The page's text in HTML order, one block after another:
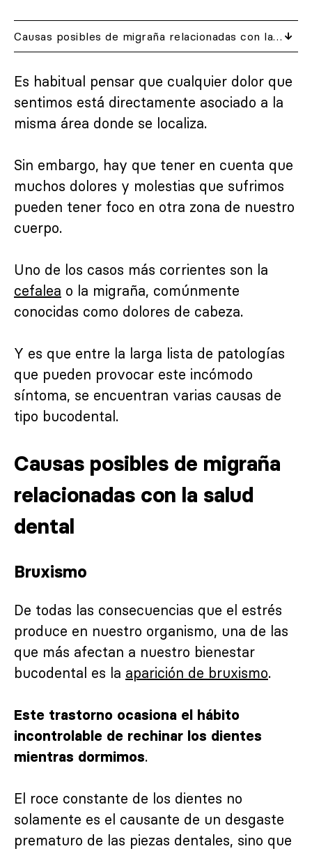
Causas posibles de migraña relacionadas con la salud dental
Es habitual pensar que cualquier dolor que
sentimos está directamente asociado a la
misma área donde se localiza.
Sin embargo, hay que tener en cuenta que
muchos dolores y molestias que sufrimos
pueden tener foco en otra zona de nuestro
cuerpo.
Uno de los casos más corrientes son la
cefalea o la migraña, comúnmente
conocidas como dolores de cabeza.
Y es que entre la larga lista de patologías
que pueden provocar este incómodo
síntoma, se encuentran varias causas de
tipo bucodental.
Causas posibles de migraña
relacionadas con la salud
dental
Bruxismo
De todas las consecuencias que el estrés
produce en nuestro organismo, una de las
que más afectan a nuestro bienestar
bucodental es la aparición de bruxismo.
Este trastorno ocasiona el hábito
incontrolable de rechinar los dientes
mientras dormimos.
El roce constante de los dientes no
solamente es el causante de un desgaste
prematuro de las piezas dentales, sino que